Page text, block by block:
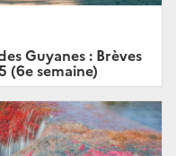
Guyanes : Brèves
(6e semaine)